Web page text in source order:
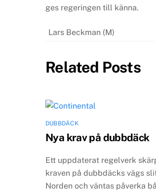
ges regeringen till känna.
Lars Beckman (M)
Related Posts
DUBBDÄCK
Nya krav på dubbdäck
Ett uppdaterat regelverk
kraven på dubbdäcks vägs
Norden och väntas påverka